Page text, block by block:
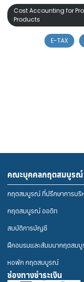
Cost Accounting for
Products
E-TAX
คณะบุคคลกฤตสมบูรณ์
กฤตสมบูรณ์ ที่ปรึกษาการบริ
กฤตสมบูรณ์ ออดิท
สมบัติการบัญชี
ฝึกอบรมและสัมมนากฤตสม
หอพัก กฤตสมบูรณ์
ช่องทางชำระเงิน